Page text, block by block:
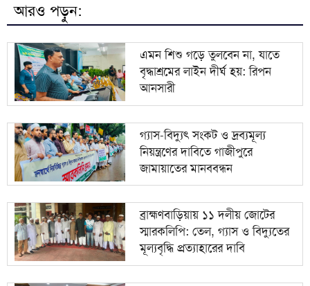
নেবেন তারেক রহমান
৯ জাতীয় বিশ্ববিদ্যালয়ের মাস্টার্স শেষপর্ব পরীক্ষার ফল প্রকাশ
১০ মিরপুর মডেল থানা পুলিশের বিশেষ অভিযানে বিভিন্ন
অপরাধে জড়িত গ্রেপ্তার ৪৩
আরও পড়ুন:
এমন শিশু গড়ে তুলবেন না, যাতে
বৃদ্ধাশ্রমের লাইন দীর্ঘ হয়: রিপন
আনসারী
গ্যাস-বিদ্যুৎ সংকট ও দ্রব্যমূল্য
নিয়ন্ত্রণের দাবিতে গাজীপুরে
জামায়াতের মানববন্ধন
ব্রাহ্মণবাড়িয়ায় ১১ দলীয় জোটের
স্মারকলিপি: তেল, গ্যাস ও বিদ্যুতের
মূল্যবৃদ্ধি প্রত্যাহারের দাবি